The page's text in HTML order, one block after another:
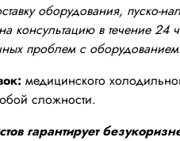
оборудования,
в течение 24
проблем с
медицинского
сложности.
гарантирует